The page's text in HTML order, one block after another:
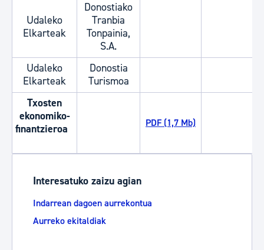
Udaleko
Elkarteak
Donostiako
Tranbia
Tonpainia,
S.A.
Udaleko
Elkarteak
Donostia
Turismoa
Txosten
ekonomiko-
finantzieroa
PDF (1,7 Mb)
Interesatuko zaizu agian
Indarrean dagoen aurrekontua
Aurreko ekitaldiak